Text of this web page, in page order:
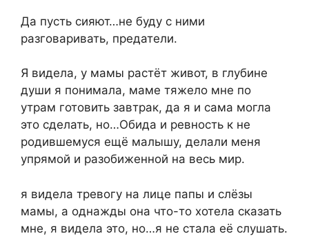
Да пусть сияют…не буду с ними
разговаривать, предатели.
Я видела, у мамы растёт живот, в глубине
души я понимала, маме тяжело мне по
утрам готовить завтрак, да я и сама могла
это сделать, но…Обида и ревность к не
родившемуся ещё малышу, делали меня
упрямой и разобиженной на весь мир.
я видела тревогу на лице папы и слёзы
мамы, а однажды она что-то хотела сказать
мне, я видела это, но…я не стала её слушать.